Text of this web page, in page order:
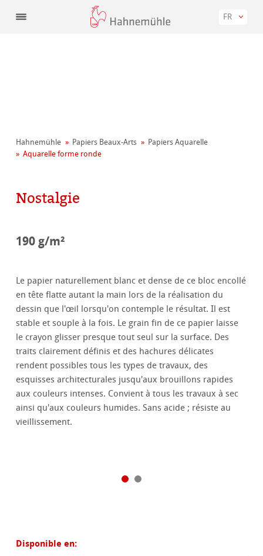
FR
Hahnemühle Papiers Beaux-Arts
Papiers Aquarelle
Aquarelle forme ronde
Nostalgie
190 g/m²
Le papier naturellement blanc et dense de ce bloc encollé
en tête flatte autant la main lors de la réalisation du
dessin que l'œil lorsqu'on contemple le résultat. Il est
stable et souple à la fois. Le grain fin de ce papier laisse
le crayon glisser presque tout seul sur la surface. Des
traits clairement définis et des hachures délicates
rendent possibles tous les types de travaux, des
esquisses architecturales jusqu'aux brouillons rapides
aux couleurs intenses. Convient à tous les travaux à sec
ainsi qu'aux couleurs humides. Sans acide ; résiste au
vieillissement.
Disponible en: